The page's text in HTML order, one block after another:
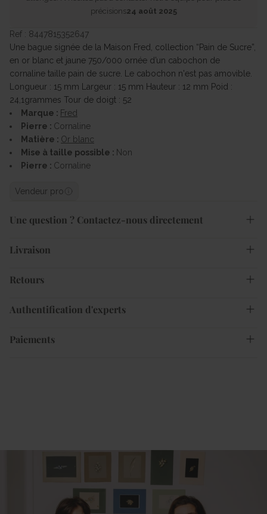
précisions24 août 2025
Ref : 8447815352647
Une bague signée de la Maison Fred, collection “Pain de Sucre”,
en or blanc et jaune 750/000 ornée d’un cabochon de
cornaline taille pain de sucre. Le cabochon n'est pas amovible.
Longueur : 15 mm Largeur : 15 mm Hauteur : 12 mm Poid :
24,1grammes Tour de doigt : 52
Marque : Fred
Pierre : Cornaline
Matière : Or blanc
Mise à taille possible : Non
Pierre : Cornaline
Vendeur pro
Une question ? Contactez-nous directement
Livraison
Retours
Authentification d'experts
Paiements